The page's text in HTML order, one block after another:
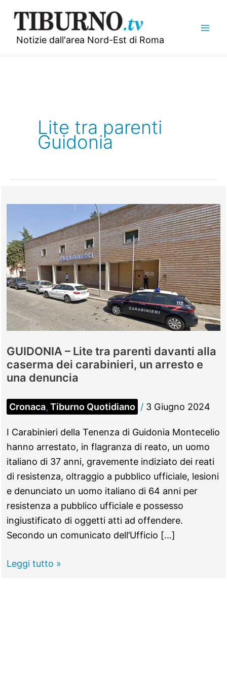
contenuto
Notizie dall'area Nord-Est di Roma
Lite tra parenti
Guidonia
GUIDONIA – Lite tra parenti davanti alla
caserma dei carabinieri, un arresto e
una denuncia
Cronaca, Tiburno Quotidiano / 3 Giugno 2024
I Carabinieri della Tenenza di Guidonia Montecelio
hanno arrestato, in flagranza di reato, un uomo
italiano di 37 anni, gravemente indiziato dei reati
di resistenza, oltraggio a pubblico ufficiale, lesioni
e denunciato un uomo italiano di 64 anni per
resistenza a pubblico ufficiale e possesso
ingiustificato di oggetti atti ad offendere.
Secondo un comunicato dell’Ufficio […]
GUIDONIA
Leggi tutto »